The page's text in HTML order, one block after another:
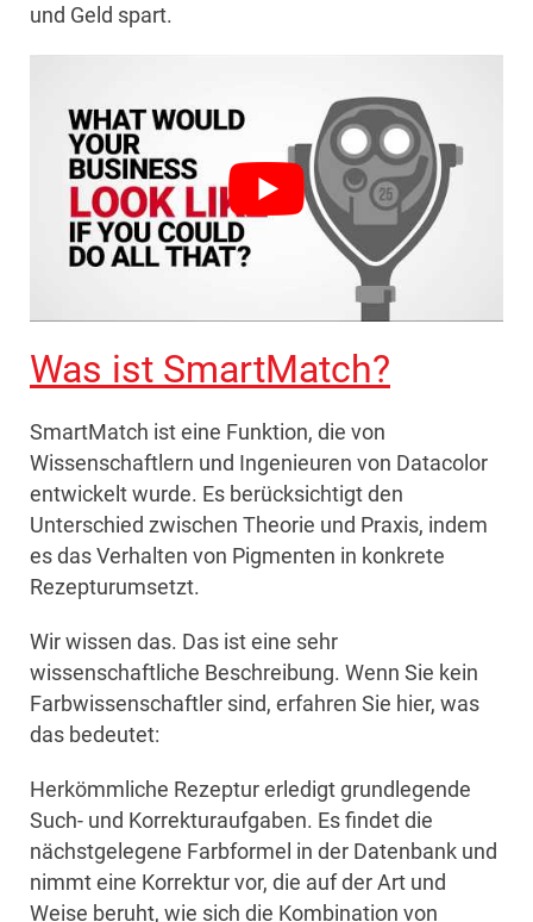
und Geld spart.
Was ist SmartMatch?
SmartMatch ist eine Funktion, die von
Wissenschaftlern und Ingenieuren von Datacolor
entwickelt wurde. Es berücksichtigt den
Unterschied zwischen Theorie und Praxis, indem
es das Verhalten von Pigmenten in konkrete
Rezepturumsetzt.
Wir wissen das. Das ist eine sehr
wissenschaftliche Beschreibung. Wenn Sie kein
Farbwissenschaftler sind, erfahren Sie hier, was
das bedeutet:
Herkömmliche Rezeptur erledigt grundlegende
Such- und Korrekturaufgaben. Es findet die
nächstgelegene Farbformel in der Datenbank und
nimmt eine Korrektur vor, die auf der Art und
Weise beruht, wie sich die Kombination von